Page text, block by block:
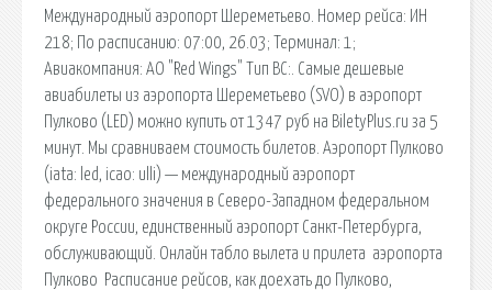
Международный аэропорт Шереметьево. Номер рейса: ИН
218; По расписанию: 07:00, 26.03; Терминал: 1;
Авиакомпания: АО "Red Wings" Тип ВС:. Самые дешевые
авиабилеты из аэропорта Шереметьево (SVO) в аэропорт
Пулково (LED) можно купить от 1347 руб на BiletyPlus.ru за 5
минут. Мы сравниваем стоимость билетов. Аэропорт Пулково
(iata: led, icao: ulli) — международный аэропорт
федерального значения в Северо-Западном федеральном
округе России, единственный аэропорт Санкт-Петербурга,
обслуживающий. Онлайн табло вылета и прилета ️ аэропорта
Пулково ️ Расписание рейсов, как доехать до Пулково,